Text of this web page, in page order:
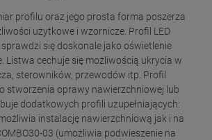
profilu oraz jego prosta forma poszerza
użytkowe i wzornicze. Profil LED
sprawdzi się doskonale jako oświetlenie
Listwa cechuje się możliwością ukrycia w
sterowników, przewodów itp. Profil
stworzenia oprawy nawierzchniowej lub
dodatkowych profili uzupełniających:
instalację nawierzchniową jak i na
03 (umożliwia podwieszenie na